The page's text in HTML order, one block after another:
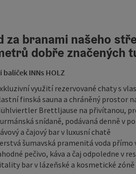
za branami našeho
dobře značených
balíček INNs HOLZ
využití rezervované chaty s
finská sauna a chráněný prostor
Brettljause na přivítanou,
snídaně, podávaná denně v
a čajový bar v luxusní chatě
šumavská pramenitá voda přímo
pečivo, káva a čaj odpoledne v
bar v lázeňské a kosmetické zóně